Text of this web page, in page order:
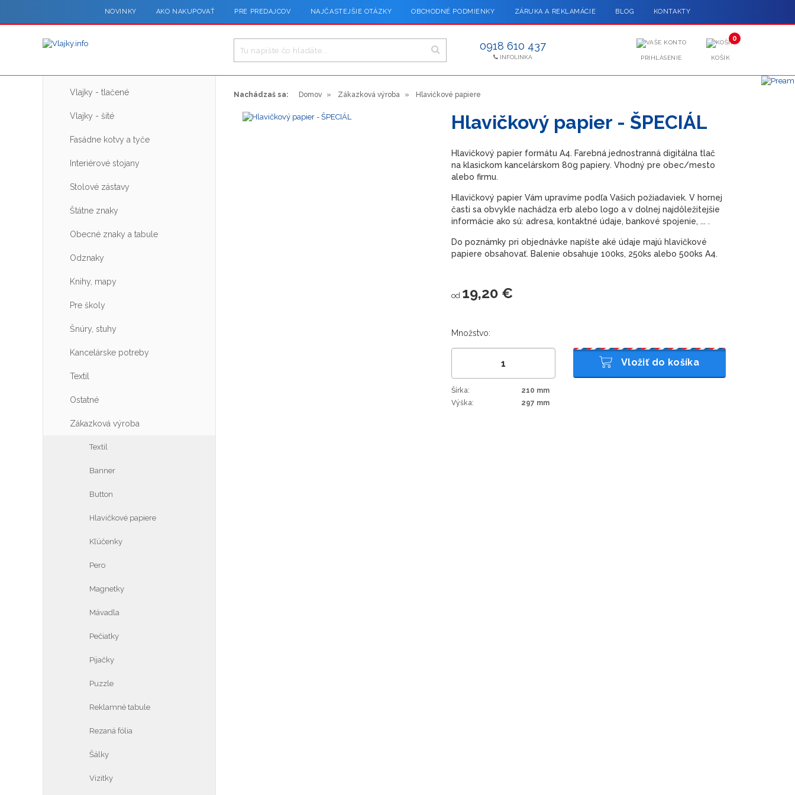
Nachádzaš sa: Domov Zákazková výroba Hlavičkové papiere
Hlavičkový papier - ŠPECIÁL
Hlavičkový papier formátu A4. Farebná jednostranná digitálna tlač
na klasickom kancelárskom 80g papiery. Vhodný pre obec/mesto
alebo firmu.
Hlavičkový papier Vám upravíme podľa Vašich požiadaviek. V hornej
časti sa obvykle nachádza erb alebo logo a v dolnej najdôležitejšie
informácie ako sú: adresa, kontaktné údaje, bankové spojenie, ... .
Do poznámky pri objednávke napíšte aké údaje majú hlavičkové
papiere obsahovať. Balenie obsahuje 100ks, 250ks alebo 500ks A4.
od 19,20 €
Množstvo:
Vložiť do košíka
Šírka:
210 mm
Výška:
297 mm
Vlajky - tlačené
Vlajky - šité
Fasádne kotvy a tyče
Interiérové stojany
Stolové zástavy
Štátne znaky
Obecné znaky a tabule
Odznaky
Knihy, mapy
Pre školy
Šnúry, stuhy
Kancelárske potreby
Textil
Ostatné
Zákazková výroba
Textil
Banner
Button
Hlavičkové papiere
Kľúčenky
Pero
Magnetky
Mávadla
Pečiatky
Pijačky
Puzzle
Reklamné tabule
Rezaná fólia
Šálky
Vizitky
NOVINKY AKO NAKUPOVAŤ PRE PREDAJCOV NAJČASTEJŠIE OTÁZKY OBCHODNÉ PODMIENKY ZÁRUKA A REKLAMÁCIE BLOG KONTAKTY
0918 610 437
INFOLINKA PRIHLÁSENIE
0
KOŠÍK